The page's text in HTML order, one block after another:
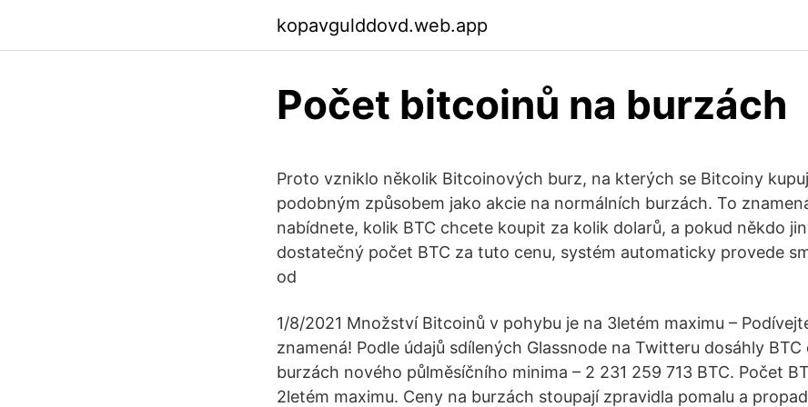
kopavgulddovd.web.app
Počet bitcoinů na burzách
Proto vzniklo několik Bitcoinových burz, na kterých se Bitcoiny
podobným způsobem jako akcie na normálních burzách. To
nabídnete, kolik BTC chcete koupit za kolik dolarů, a pokud někdo
dostatečný počet BTC za tuto cenu, systém automaticky provede
od
1/8/2021 Množství Bitcoinů v pohybu je na 3letém maximu –
znamená! Podle údajů sdílených Glassnode na Twitteru dosáhly BTC
burzách nového půlměsíčního minima – 2 231 259 713 BTC. Počet
2letém maximu. Ceny na burzách stoupají zpravidla pomalu a